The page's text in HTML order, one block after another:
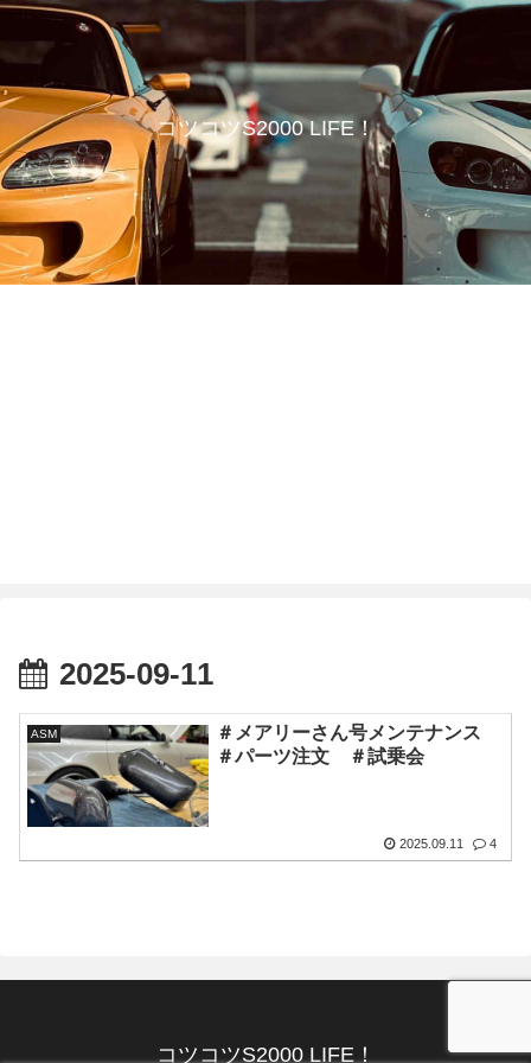
コツコツS2000 LIFE！
2025-09-11
ASM
＃メアリーさん号メンテナンス
＃パーツ注文 ＃試乗会
2025.09.11 4
コツコツS2000 LIFE！